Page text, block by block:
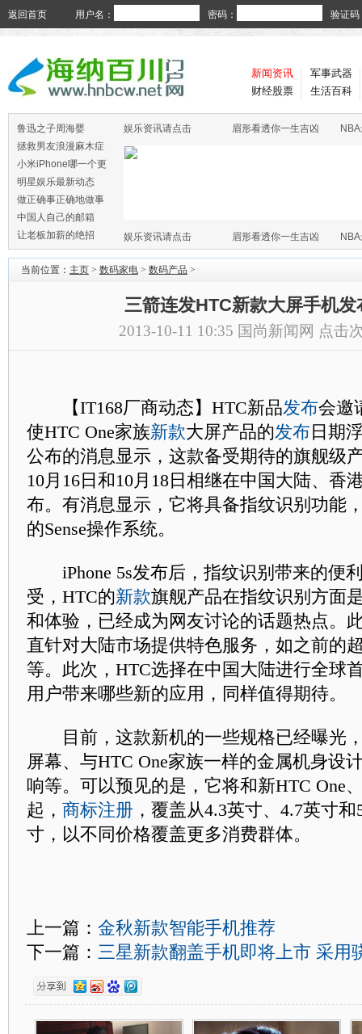
返回首页 用户名： 密码： 验证码
新闻资讯
财经股票
军事武器
生活百科
鲁迅之子周海婴
拯救男友浪漫麻木症
小米iPhone哪一个更
火
明星娱乐最新动态
做正确事正确地做事
中国人自己的邮箱
让老板加薪的绝招
娱乐资讯请点击 眉形看透你一生吉凶
娱乐资讯请点击 眉形看透你一生吉凶
当前位置： 主页 > 数码家电 > 数码产品 >
三箭连发HTC新款大屏手机发
2013-10-11 10:35 国尚新闻网 点击
【IT168厂商动态】HTC新品发布会邀
使HTC One家族新款大屏产品的发布日期
公布的消息显示，这款备受期待的旗舰级
10月16日和10月18日相继在中国大陆、香
布。有消息显示，它将具备指纹识别功能
的Sense操作系统。
iPhone 5s发布后，指纹识别带来的便
受，HTC的新款旗舰产品在指纹识别方面
和体验，已经成为网友讨论的话题热点。
直针对大陆市场提供特色服务，如之前的
等。此次，HTC选择在中国大陆进行全球
用户带来哪些新的应用，同样值得期待。
目前，这款新机的一些规格已经曝光，
屏幕、与HTC One家族一样的金属机身设
响等。可以预见的是，它将和新HTC One
起， 商标注册，覆盖从4.3英寸、4.7英寸
寸，以不同价格覆盖更多消费群体。
上一篇： 金秋新款智能手机推荐
下一篇： 三星新款翻盖手机即将上市 采用